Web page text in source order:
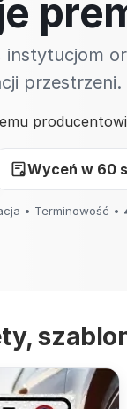
instytucjom
przestrzeni.
Wyceń w 60
• Terminowość •